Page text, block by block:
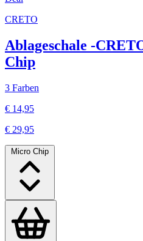
CRETO
Ablageschale -
Chip
3 Farben
€ 14,95
€ 29,95
Micro Chip